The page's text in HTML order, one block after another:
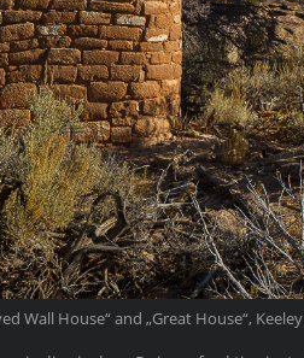
Wall House“ and „Great House“,